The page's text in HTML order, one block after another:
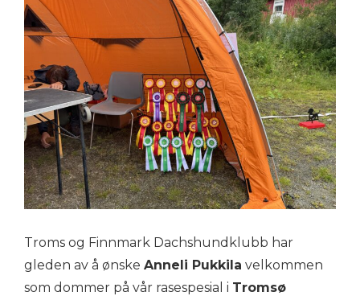
Troms og Finnmark Dachshundklubb har
gleden av å ønske Anneli Pukkila velkommen
som dommer på vår rasespesial i Tromsø